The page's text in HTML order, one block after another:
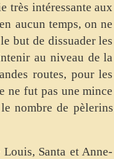
très intéressante aux
aucun temps, on ne
but de dissuader les
au niveau de la
routes, pour les
ne fut pas une mince
le nombre de pèlerins
Santa et Anne-